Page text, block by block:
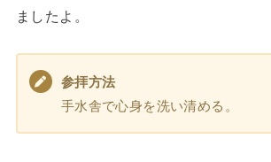
ましたよ。
参拝方法
手水舎で心身を洗い清める。